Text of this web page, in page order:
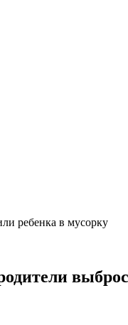
ребенка в мусорку